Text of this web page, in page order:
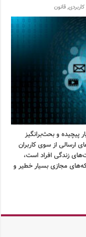
,قانون
و بحث‌برانگیز
ارسالی از سوی کاربران
زندگی افراد است،
مجازی بسیار خطیر و